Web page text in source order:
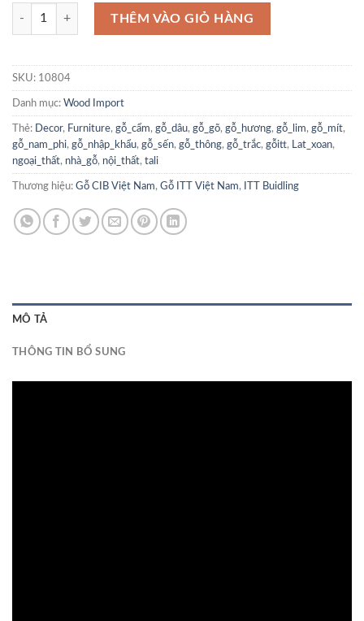
Gỗ Cẩm Trắc Nam Mỹ - KRK số lượng
THÊM VÀO GIỎ HÀNG
SKU: 10804
Danh mục: Wood Import
Thẻ: Decor, Furniture, gỗ_cẩm, gỗ_dâu, gỗ_gõ, gỗ_hương, gỗ_lim, gỗ_mít,
gỗ_nam_phi, gỗ_nhập_khẩu, gỗ_sến, gỗ_thông, gỗ_trắc, gỗitt, Lat_xoan,
ngoại_thất, nhà_gỗ, nội_thất, tali
Thương hiệu: Gỗ CIB Việt Nam, Gỗ ITT Việt Nam, ITT Buidling
MÔ TẢ
THÔNG TIN BỔ SUNG